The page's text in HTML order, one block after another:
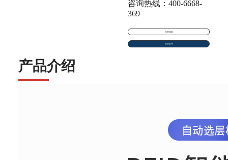
咨询热线：400-6668-
369
为您回电
在线咨询
产品介绍